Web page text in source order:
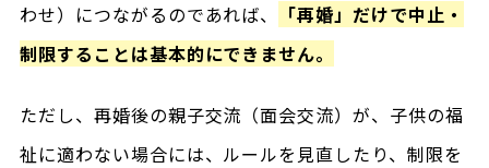
わせ）につながるのであれば、
「再婚」だけで中止・
制限することは基本的にできません。
ただし、再婚後の親子交流（面会交流）が、子供の福
祉に適わない場合には、ルールを見直したり、制限を